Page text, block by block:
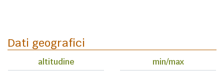
Dati geografici
altitudine min/max